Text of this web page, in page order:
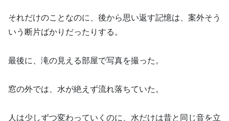
それだけのことなのに、後から思い返す記憶は、案外そう
いう断片ばかりだったりする。
最後に、滝の見える部屋で写真を撮った。
窓の外では、水が絶えず流れ落ちていた。
人は少しずつ変わっていくのに、水だけは昔と同じ音を立